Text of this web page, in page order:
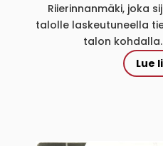
Riierinnanmäki, joka
talolle laskeutuneella
talon
Lue